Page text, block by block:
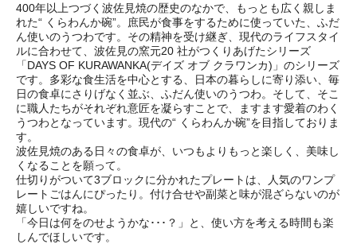
400年以上つづく波佐見焼の歴史のなかで、もっとも広く親しま
れた“ くらわんか碗”。庶民が食事をするために使っていた、ふだ
ん使いのうつわです。その精神を受け継ぎ、現代のライフスタイ
ルに合わせて、波佐見の窯元20 社がつくりあげたシリーズ
「DAYS OF KURAWANKA(デイズ オブ クラワンカ)」のシリーズ
です。多彩な食生活を中心とする、日本の暮らしに寄り添い、毎
日の食卓にさりげなく並ぶ、ふだん使いのうつわ。そして、そこ
に職人たちがそれぞれ意匠を凝らすことで、ますます愛着のわく
うつわとなっています。現代の“ くらわんか碗”を目指しておりま
す。
波佐見焼のある日々の食卓が、いつもよりもっと楽しく、美味し
くなることを願って。
仕切りがついて3ブロックに分かれたプレートは、人気のワンプ
レートごはんにぴったり。付け合せや副菜と味が混ざらないのが
嬉しいですね。
「今日は何をのせようかな･･･？」と、使い方を考える時間も楽
しんでほしいです。